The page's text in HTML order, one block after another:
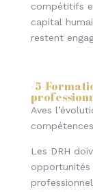
compétitifs
capital
restent
-5-
Aves
Les DRH